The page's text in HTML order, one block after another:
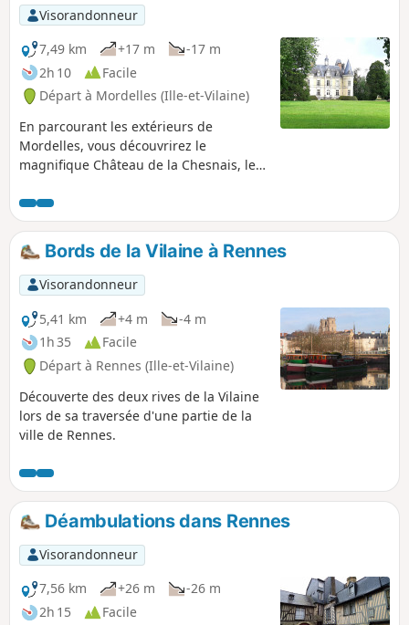
Visorandonneur
7,49 km
+17 m
-17 m
2h 10
Facile
Départ à Mordelles (Ille-et-Vilaine)
En parcourant les extérieurs de
Mordelles, vous découvrirez le
magnifique Château de la Chesnais, les
Pressoir, un beau moulin, les Étangs de
la Biardais et un temple gallo-romain.
Bords de la Vilaine à Rennes
Visorandonneur
5,41 km
+4 m
-4 m
1h 35
Facile
Départ à Rennes (Ille-et-Vilaine)
Découverte des deux rives de la Vilaine
lors de sa traversée d'une partie de la
ville de Rennes.
Déambulations dans Rennes
Visorandonneur
7,56 km
+26 m
-26 m
2h 15
Facile